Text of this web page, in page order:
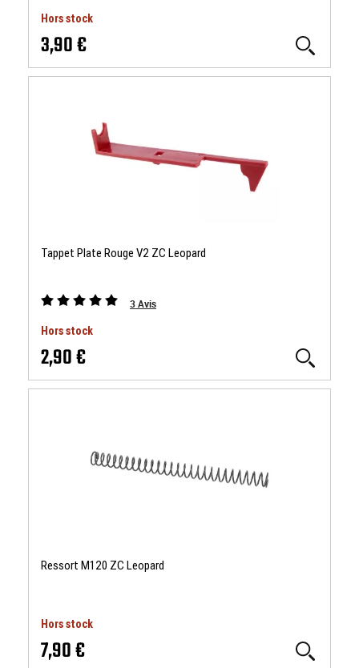
Hors stock
3,90 €
Tappet Plate Rouge V2 ZC Leopard
3Avis
Hors stock
2,90 €
Ressort M120 ZC Leopard
Hors stock
7,90 €